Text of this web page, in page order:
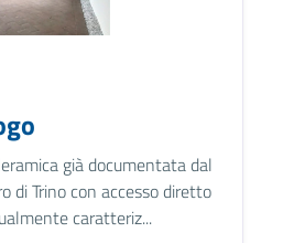
già documentata dal
di Trino con accesso diretto
caratteriz...